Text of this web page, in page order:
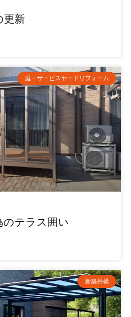
更新
庭・サービスヤードリフォーム
テラス囲い
新築外構